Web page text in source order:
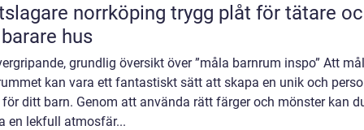
norrköping trygg plåt för tätare och
hus
grundlig översikt över ”måla barnrum inspo” Att
kan vara ett fantastiskt sätt att skapa en unik och
ditt barn. Genom att använda rätt färger och mönster kan
en lekfull atmosfär...